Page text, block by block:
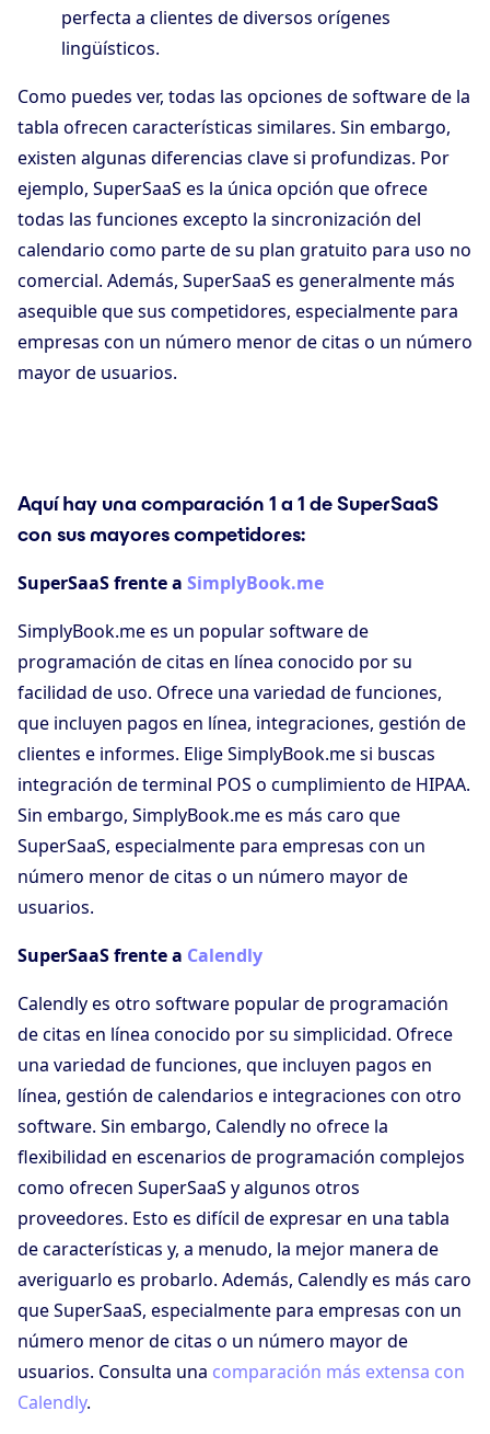
perfecta a clientes de diversos orígenes
lingüísticos.
Como puedes ver, todas las opciones de software de la
tabla ofrecen características similares. Sin embargo,
existen algunas diferencias clave si profundizas. Por
ejemplo, SuperSaaS es la única opción que ofrece
todas las funciones excepto la sincronización del
calendario como parte de su plan gratuito para uso no
comercial. Además, SuperSaaS es generalmente más
asequible que sus competidores, especialmente para
empresas con un número menor de citas o un número
mayor de usuarios.
Aquí hay una comparación 1 a 1 de SuperSaaS
con sus mayores competidores:
SuperSaaS frente a SimplyBook.me
SimplyBook.me es un popular software de
programación de citas en línea conocido por su
facilidad de uso. Ofrece una variedad de funciones,
que incluyen pagos en línea, integraciones, gestión de
clientes e informes. Elige SimplyBook.me si buscas
integración de terminal POS o cumplimiento de HIPAA.
Sin embargo, SimplyBook.me es más caro que
SuperSaaS, especialmente para empresas con un
número menor de citas o un número mayor de
usuarios.
SuperSaaS frente a Calendly
Calendly es otro software popular de programación
de citas en línea conocido por su simplicidad. Ofrece
una variedad de funciones, que incluyen pagos en
línea, gestión de calendarios e integraciones con otro
software. Sin embargo, Calendly no ofrece la
flexibilidad en escenarios de programación complejos
como ofrecen SuperSaaS y algunos otros
proveedores. Esto es difícil de expresar en una tabla
de características y, a menudo, la mejor manera de
averiguarlo es probarlo. Además, Calendly es más caro
que SuperSaaS, especialmente para empresas con un
número menor de citas o un número mayor de
usuarios. Consulta una comparación más extensa con
Calendly.